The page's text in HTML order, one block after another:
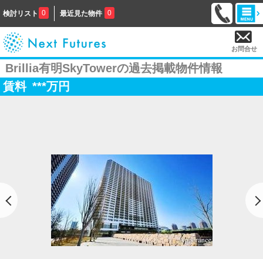
検討リスト 0 最近見た物件 0
お問合せ
Brillia有明SkyTowerの過去掲載物件情報
賃料 ***万円